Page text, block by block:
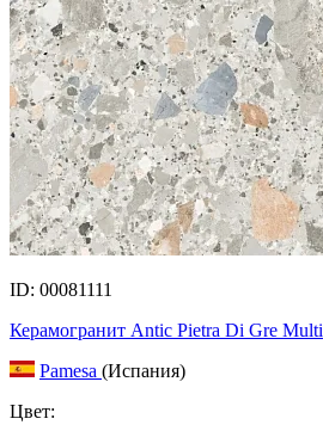
ID: 00081111
Керамогранит Antic Pietra Di Gre Multi
Pamesa (Испания)
Цвет: